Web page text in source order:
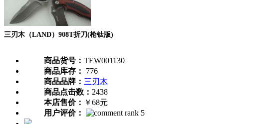
三刃木（LAND）908T折刀(枪钛版)
商品货号： TEW001130
商品库存：
776
商品品牌： 三刃木
商品点击数： 2438
本店售价： ￥68元
用户评价：